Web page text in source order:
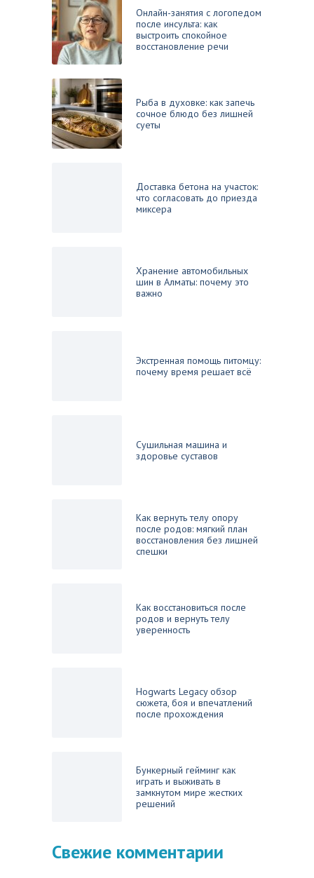
Онлайн-занятия с логопедом
после инсульта: как
выстроить спокойное
восстановление речи
Рыба в духовке: как запечь
сочное блюдо без лишней
суеты
Доставка бетона на участок:
что согласовать до приезда
миксера
Хранение автомобильных
шин в Алматы: почему это
важно
Экстренная помощь питомцу:
почему время решает всё
Сушильная машина и
здоровье суставов
Как вернуть телу опору
после родов: мягкий план
восстановления без лишней
спешки
Как восстановиться после
родов и вернуть телу
уверенность
Hogwarts Legacy обзор
сюжета, боя и впечатлений
после прохождения
Бункерный гейминг как
играть и выживать в
замкнутом мире жестких
решений
Свежие комментарии